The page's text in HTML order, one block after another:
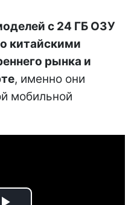
с 24 ГБ ОЗУ
китайскими
рынка и
, именно они
мобильной